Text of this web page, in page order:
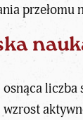
przełomu
osnąca liczba
wzrost